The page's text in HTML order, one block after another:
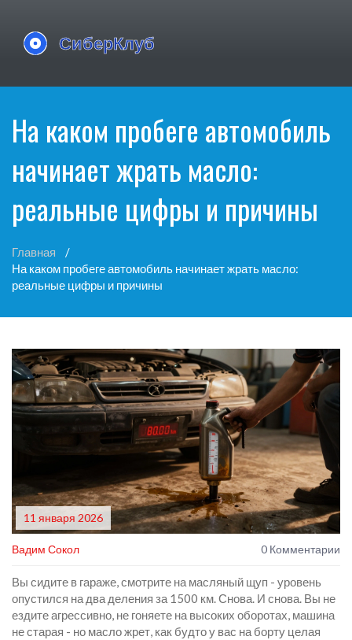
На каком пробеге автомобиль
начинает жрать масло:
реальные цифры и причины
Главная
На каком пробеге автомобиль начинает жрать масло:
реальные цифры и причины
11 января 2026
Вадим Сокол 0 Комментарии
Вы сидите в гараже, смотрите на масляный щуп - уровень
опустился на два деления за 1500 км. Снова. И снова. Вы не
ездите агрессивно, не гоняете на высоких оборотах, машина
не старая - но масло жрет, как будто у вас на борту целая